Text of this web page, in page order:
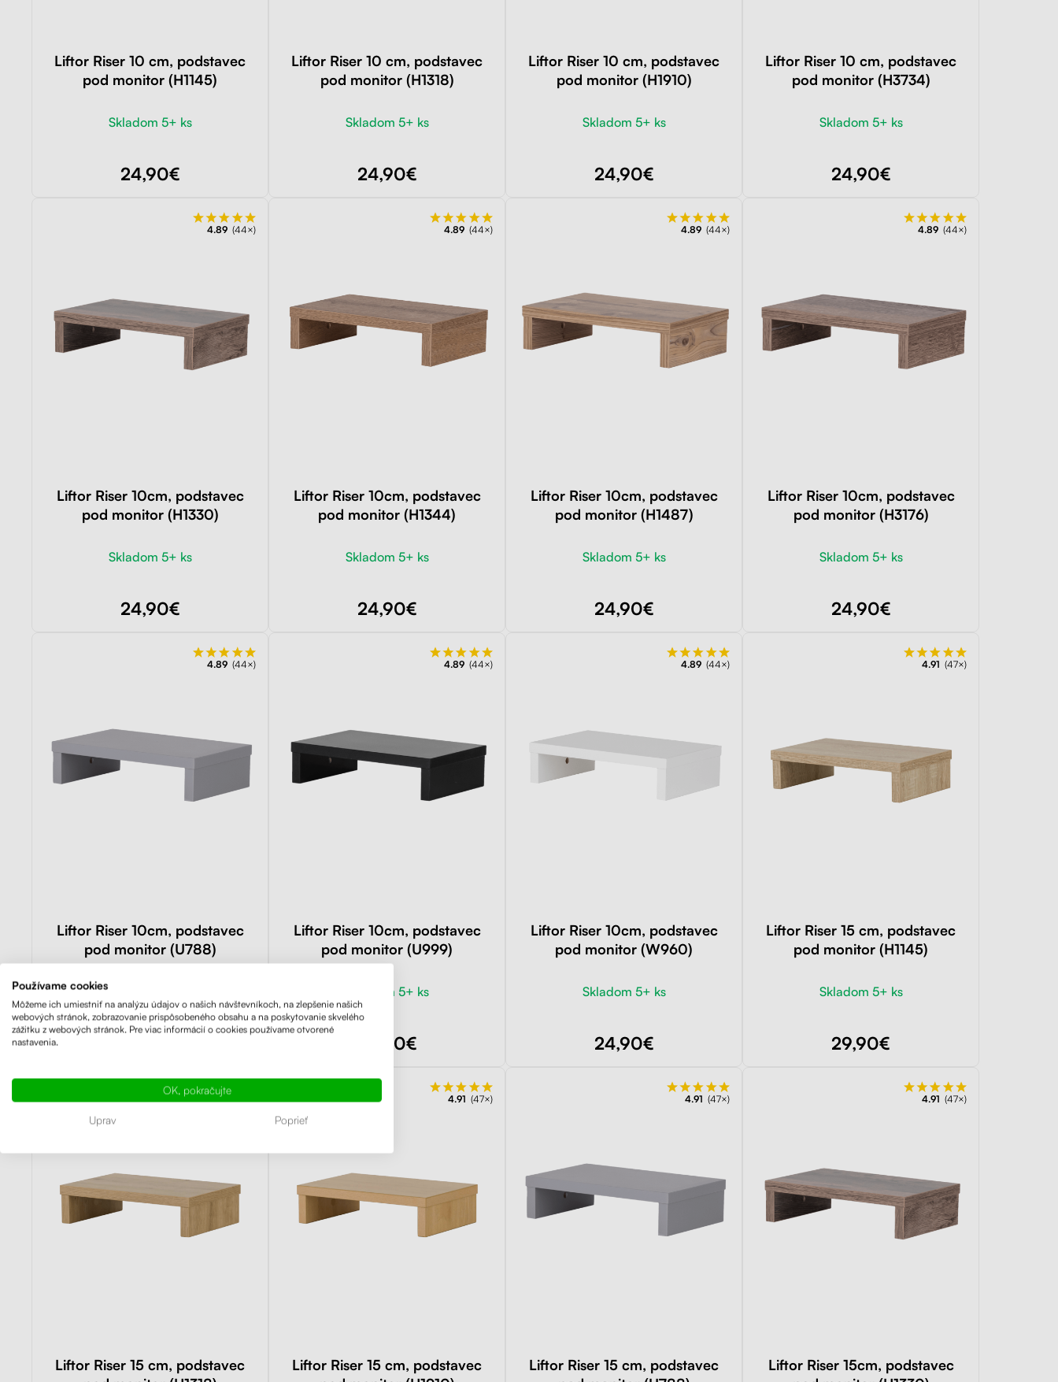
Liftor Riser 10 cm, podstavec
pod monitor (H1145)
Skladom 5+ ks
24,90€
Liftor Riser 10 cm, podstavec
pod monitor (H1318)
Skladom 5+ ks
24,90€
Liftor Riser 10 cm, podstavec
pod monitor (H1910)
Skladom 5+ ks
24,90€
Liftor Riser 10 cm, podstavec
pod monitor (H3734)
Skladom 5+ ks
24,90€
4.89 (44×)
Liftor Riser 10cm, podstavec
pod monitor (H1330)
Skladom 5+ ks
24,90€
4.89 (44×)
Liftor Riser 10cm, podstavec
pod monitor (H1344)
Skladom 5+ ks
24,90€
4.89 (44×)
Liftor Riser 10cm, podstavec
pod monitor (H1487)
Skladom 5+ ks
24,90€
4.89 (44×)
Liftor Riser 10cm, podstavec
pod monitor (H3176)
Skladom 5+ ks
24,90€
4.89 (44×)
Liftor Riser 10cm, podstavec
pod monitor (U788)
4.89 (44×)
Liftor Riser 10cm, podstavec
pod monitor (U999)
Skladom 5+ ks
24,90€
4.89 (44×)
Liftor Riser 10cm, podstavec
pod monitor (W960)
Skladom 5+ ks
24,90€
4.91 (47×)
Liftor Riser 15 cm, podstavec
pod monitor (H1145)
Skladom 5+ ks
29,90€
4.91 (47×)
Liftor Riser 15 cm, podstavec
4.91 (47×)
Liftor Riser 15 cm, podstavec
4.91 (47×)
Liftor Riser 15 cm, podstavec
4.91 (47×)
Liftor Riser 15cm, podstavec
Používame cookies
Môžeme ich umiestniť na analýzu údajov o našich návštevníkoch, na zlepšenie našich
webových stránok, zobrazovanie prispôsobeného obsahu a na poskytovanie skvelého
zážitku z webových stránok. Pre viac informácií o cookies používame otvorené
nastavenia.
OK, pokračujte
Uprav Poprieť